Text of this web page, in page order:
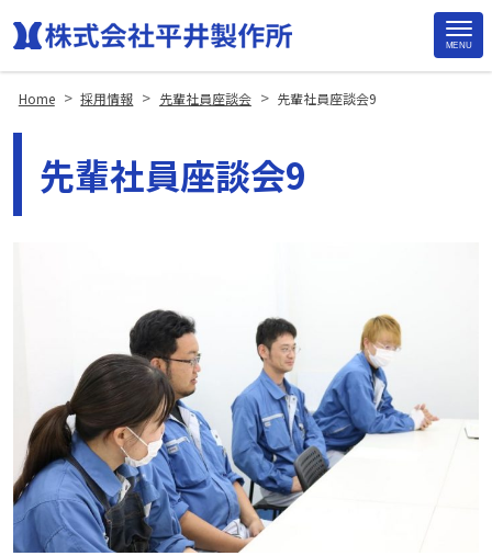
MENU
Home > 採用情報 > 先輩社員座談会 > 先輩社員座談会9
先輩社員座談会9
Site
Footer